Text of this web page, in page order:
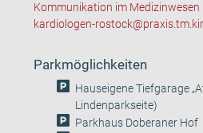
Kommunikation im Medizinwesen
kardiologen-
Parkmöglichkeiten
Hauseigene Tiefgarage
Lindenparkseite)
Parkhaus Doberaner Hof